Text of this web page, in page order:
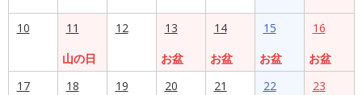
10
11
山の日
12
13
お盆
14
お盆
15
お盆
16
お盆
17
18 19 20 21 22 23